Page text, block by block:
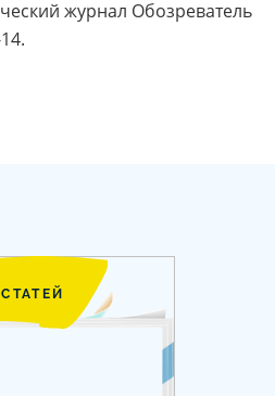
журнал Обозреватель